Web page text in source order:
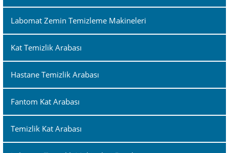
Labomat Zemin Temizleme Makineleri
Kat Temizlik Arabası
Hastane Temizlik Arabası
Fantom Kat Arabası
Temizlik Kat Arabası